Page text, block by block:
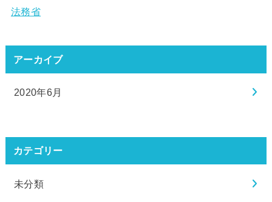
法務省
アーカイブ
2020年6月
カテゴリー
未分類